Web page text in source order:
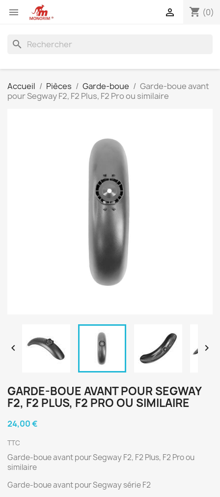
 shopping_cart (0)

search
Accueil Pièces Garde-boue
Garde-boue avant
pour Segway F2, F2 Plus, F2 Pro ou similaire
 
GARDE-BOUE AVANT POUR SEGWAY
F2, F2 PLUS, F2 PRO OU SIMILAIRE
24,00 €
TTC
Garde-boue avant pour Segway F2, F2 Plus, F2 Pro ou
similaire
Garde-boue avant pour Segway série F2